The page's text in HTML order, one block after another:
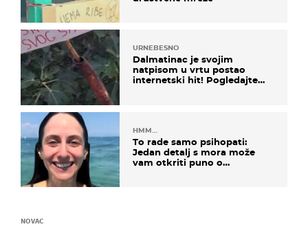
URNEBESNO
Dalmatinac je svojim
natpisom u vrtu postao
internetski hit! Pogledajte
HMM…
To rade samo psihopati:
Jedan detalj s mora može
vam otkriti puno o
NOVAC